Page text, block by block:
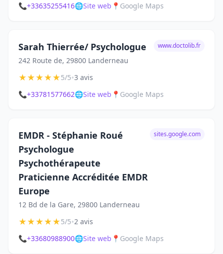
📞+33635255416🌐Site web 📍 Google Maps
Sarah Thierrée/ Psychologue
242 Route de, 29800 Landerneau
www.doctolib.fr
★★★★★5/5•3 avis
📞+33781577662🌐Site web 📍 Google Maps
EMDR - Stéphanie Roué
Psychologue
Psychothérapeute
Praticienne Accréditée EMDR
Europe
12 Bd de la Gare, 29800 Landerneau
sites.google.com
★★★★★5/5•2 avis
📞+33680988900🌐Site web 📍 Google Maps